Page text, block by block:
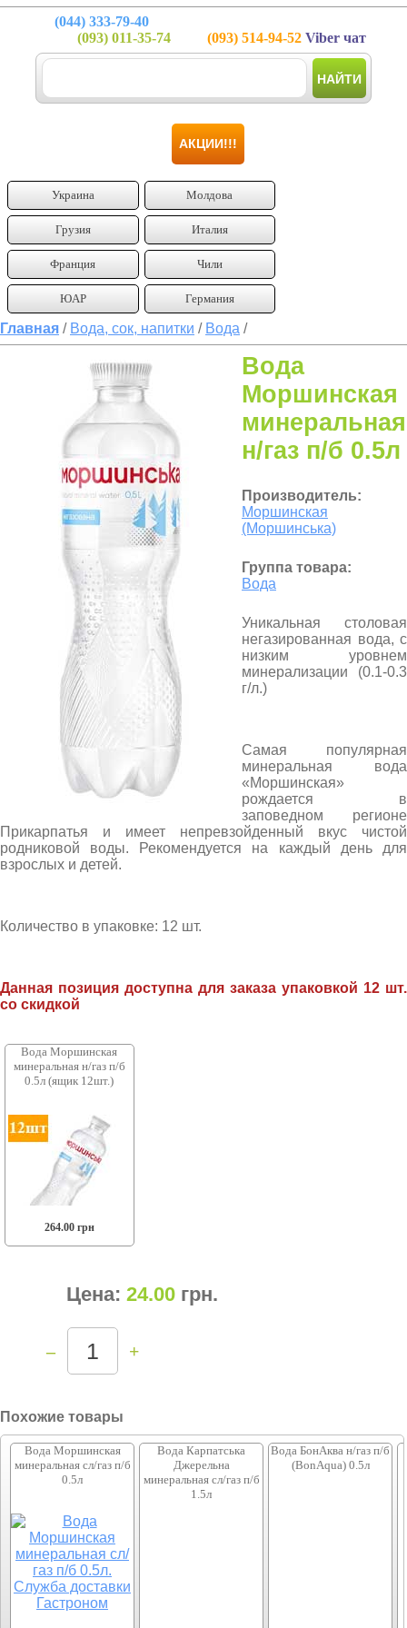
(044) 333-79-40
(093) 011-35-74 (093) 514-94-52 Viber чат
НАЙТИ
АКЦИИ!!!
Украина Молдова
Грузия Италия
Франция Чили
ЮАР Германия
Главная / Вода, сок, напитки / Вода /
Вода
Моршинская
минеральная
н/газ п/б 0.5л
Производитель:
Моршинская
(Моршинська)
Группа товара:
Вода
Уникальная столовая
негазированная вода, с
низким уровнем
минерализации (0.1-0.3
г/л.)
Самая популярная
минеральная вода
«Моршинская»
рождается в
заповедном регионе
Прикарпатья и имеет непревзойденный вкус чистой
родниковой воды. Рекомендуется на каждый день для
взрослых и детей.
Количество в упаковке: 12 шт.
Данная позиция доступна для заказа упаковкой 12 шт.
со скидкой
Вода Моршинская
минеральная н/газ п/б
0.5л (ящик 12шт.)
264.00 грн
Цена: 24.00 грн.
– +
Похожие товары
Вода Моршинская
минеральная сл/газ п/б
0.5л
Вода Карпатська
Джерельна
минеральная сл/газ п/б
1.5л
Вода БонАква н/газ п/б
(BonAqua) 0.5л